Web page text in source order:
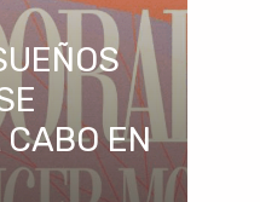
EN